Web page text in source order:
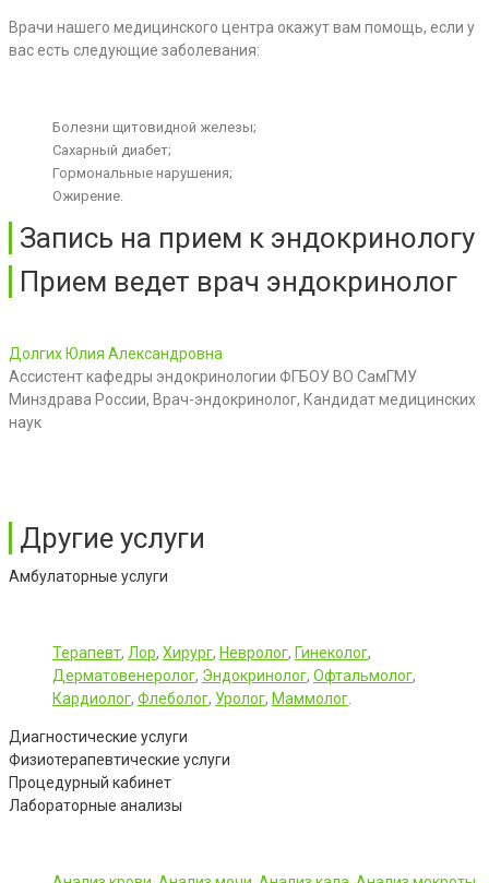
Врачи нашего медицинского центра окажут вам помощь, если у
вас есть следующие заболевания:
Болезни щитовидной железы;
Сахарный диабет;
Гормональные нарушения;
Ожирение.
Запись на прием к эндокринологу
Прием ведет врач эндокринолог
Долгих Юлия Александровна
Ассистент кафедры эндокринологии ФГБОУ ВО СамГМУ
Минздрава России, Врач-эндокринолог, Кандидат медицинских
наук
Другие услуги
Амбулаторные услуги
Терапевт, Лор, Хирург, Невролог, Гинеколог,
Дерматовенеролог, Эндокринолог, Офтальмолог,
Кардиолог, Флеболог, Уролог, Маммолог
Диагностические услуги
Физиотерапевтические услуги
Процедурный кабинет
Лабораторные анализы